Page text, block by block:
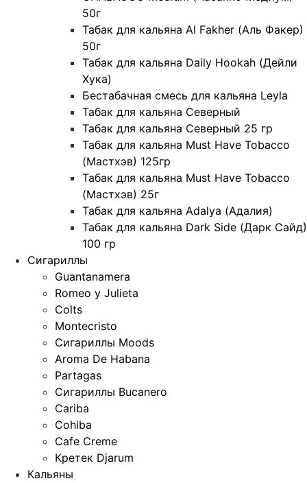
50г
Табак для кальяна Al Fakher (Аль Факер)
50г
Табак для кальяна Daily Hookah (Дейли
Хука)
Бестабачная смесь для кальяна Leyla
Табак для кальяна Северный
Табак для кальяна Северный 25 гр
Табак для кальяна Must Have Tobacco
(Мастхэв) 125гр
Табак для кальяна Must Have Tobacco
(Мастхэв) 25г
Табак для кальяна Adalya (Адалия)
Табак для кальяна Dark Side (Дарк Сайд)
100 гр
Сигариллы
Guantanamera
Romeo y Julieta
Colts
Montecristo
Сигариллы Moods
Aroma De Habana
Partagas
Сигариллы Bucanero
Cariba
Cohiba
Cafe Creme
Кретек Djarum
Кальяны